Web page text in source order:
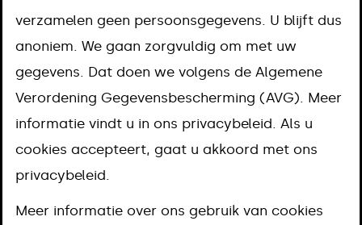
Vrijwilligerswerk
doen
Helpt u graag anderen en heeft u tijd
verzamelen geen persoonsgegevens. U blijft dus
anoniem. We gaan zorgvuldig om met uw
gegevens. Dat doen we volgens de Algemene
Verordening Gegevensbescherming (AVG). Meer
informatie vindt u in ons privacybeleid. Als u
cookies accepteert, gaat u akkoord met ons
privacybeleid.
Meer informatie over ons gebruik van cookies